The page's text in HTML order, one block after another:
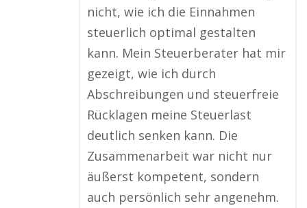
nicht, wie ich die Einnahmen
steuerlich optimal gestalten
kann. Mein Steuerberater hat mir
gezeigt, wie ich durch
Abschreibungen und steuerfreie
Rücklagen meine Steuerlast
deutlich senken kann. Die
Zusammenarbeit war nicht nur
äußerst kompetent, sondern
auch persönlich sehr angenehm.